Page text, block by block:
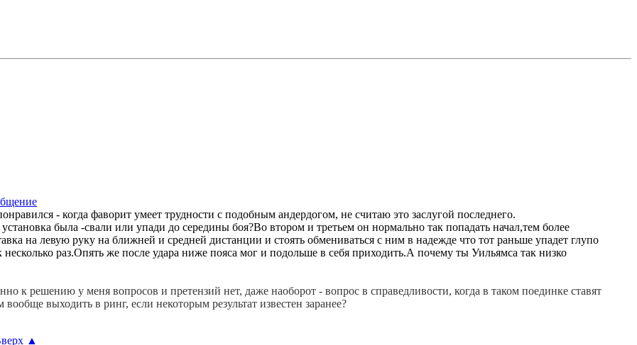
- когда фаворит умеет трудности с подобным андердогом, не считаю это заслугой последнего.
была -свали или упади до середины боя?Во втором и третьем он нормально так попадать начал,тем более
на левую руку на ближней и средней дистанции и стоять обмениваться с ним в надежде что тот раньше упадет глупо
раз.Опять же после удара ниже пояса мог и подольше в себя приходить.А почему ты Уильямса так низко
к решению у меня вопросов и претензий нет, даже наоборот - вопрос в справедливости, когда в таком поединке ставят
выходить в ринг, если некоторым результат известен заранее?
▲